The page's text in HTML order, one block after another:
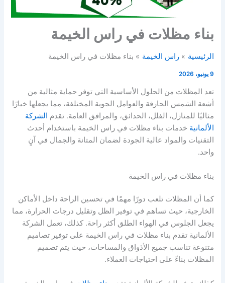
بناء مظلات في راس الخيمة
الرئيسية راس الخيمة بناء مظلات في راس الخيمة
9 يونيو، 2026
تعد المظلات من الحلول الأساسية التي توفر حماية مثالية من
أشعة الشمس الحارقة والعوامل الجوية المختلفة، مما يجعلها خيارًا
مثاليًا للمنازل، الفلل، الحدائق، والمرافق العامة. تقدم الشركة
الألمانية خدمات بناء مظلات في راس الخيمة باستخدام أحدث
التقنيات والمواد عالية الجودة لضمان المتانة والجمال في آنٍ
واحد.
بناء مظلات في راس الخيمة
كما أن المظلات تلعب دورًا مهمًا في تحسين الراحة داخل الأماكن
الخارجية، حيث تساهم في توفير الظل وتقليل درجات الحرارة، مما
يجعل الجلوس في الهواء الطلق أكثر راحة. كذلك، تعمل الشركة
الألمانية تقدم بناء مظلات في راس الخيمة على توفير تصاميم
متنوعة تناسب جميع الأذواق والمساحات، حيث يتم تصميم
المظلات بناءً على احتياجات العملاء.